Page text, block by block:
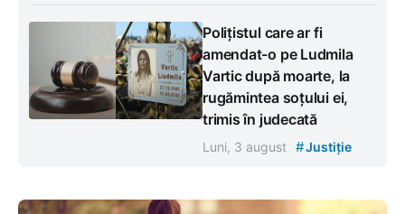
Polițistul care ar fi
amendat-o pe Ludmila
Vartic după moarte, la
rugămintea soțului ei,
trimis în judecată
Luni, 3 august #Justiție